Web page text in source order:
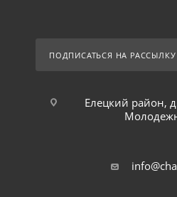
ПОДПИСАТЬСЯ НА РАССЫЛКУ
Елецкий район,